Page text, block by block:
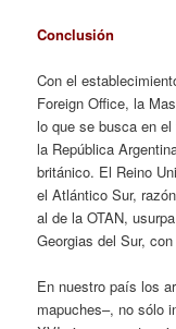
Conclusión
Con el
Foreign Office, la
lo que se busca en
la República
británico. El Reino
el Atlántico Sur,
al de la OTAN,
Georgias del Sur,
En nuestro país los
mapuches–, no sólo